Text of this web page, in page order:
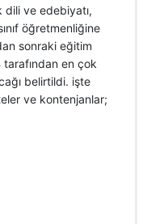
dili ve edebiyatı,
öğretmenliğine
sonraki eğitim
en çok
belirtildi. işte
ve kontenjanlar;